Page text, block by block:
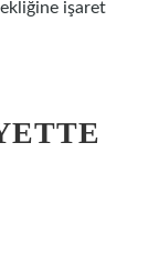
işaret